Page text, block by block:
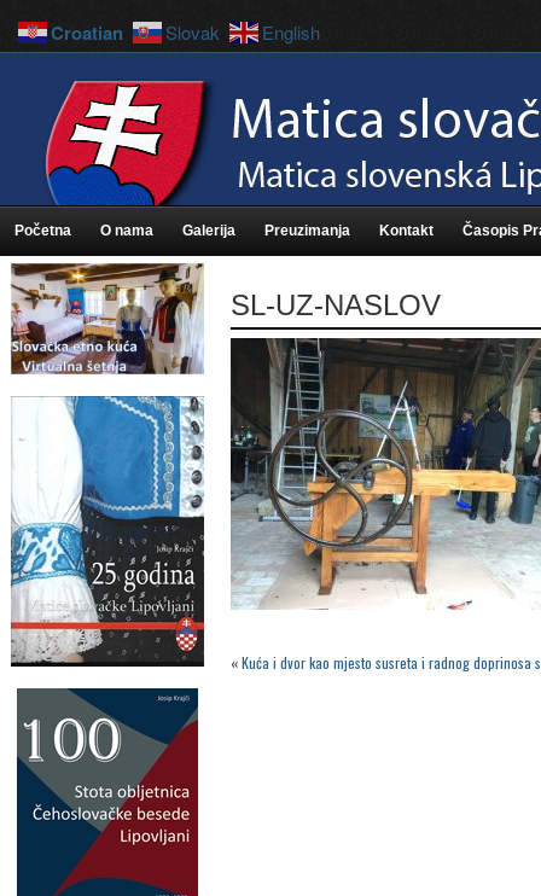
Početna O nama Galerija Preuzimanja Kontakt Časopis
SL-UZ-NASLOV
«Kuća i dvor kao mjesto susreta i radnog doprinosa
Croatian Slovak English